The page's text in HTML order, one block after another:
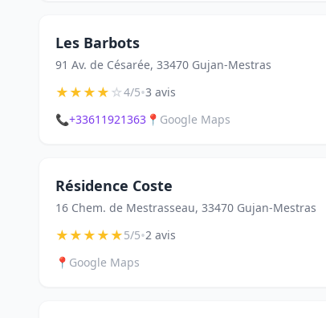
Les Barbots
91 Av. de Césarée, 33470 Gujan-Mestras
★★★★☆4/5•3 avis
📞+33611921363 📍 Google Maps
Résidence Coste
16 Chem. de Mestrasseau, 33470 Gujan-Mestras
★★★★★5/5•2 avis
📍 Google Maps